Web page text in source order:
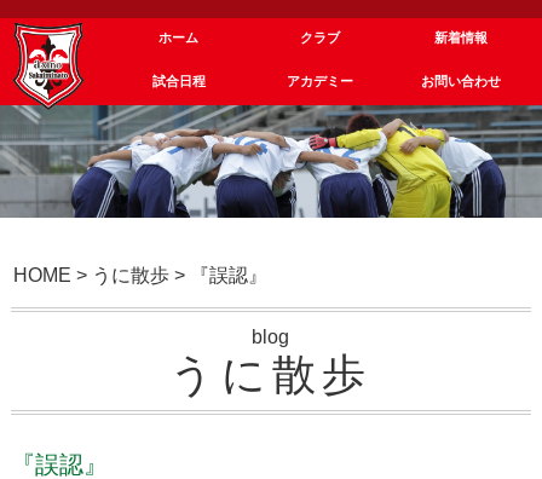
ホーム クラブ 新着情報
試合日程 アカデミー お問い合わせ
HOME > うに散歩 > 『誤認』
blog
うに散歩
『誤認』